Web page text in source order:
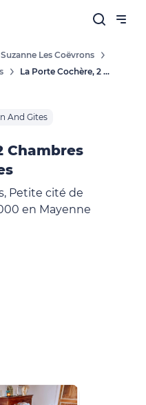
Les Coëvrons
La Porte Cochère, 2 Chambres Jusqu'À 4 Personnes
And Gites
Chambres
Petite cité de
en Mayenne